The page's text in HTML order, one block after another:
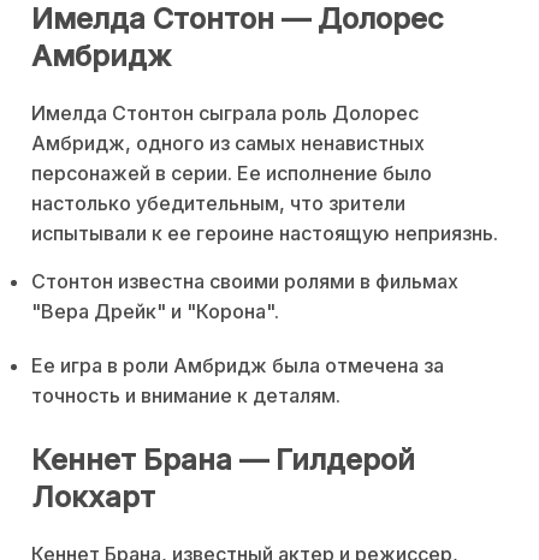
Имелда Стонтон — Долорес
Амбридж
Имелда Стонтон сыграла роль Долорес
Амбридж, одного из самых ненавистных
персонажей в серии. Ее исполнение было
настолько убедительным, что зрители
испытывали к ее героине настоящую неприязнь.
Стонтон известна своими ролями в фильмах
"Вера Дрейк" и "Корона".
Ее игра в роли Амбридж была отмечена за
точность и внимание к деталям.
Кеннет Брана — Гилдерой
Локхарт
Кеннет Брана, известный актер и режиссер,